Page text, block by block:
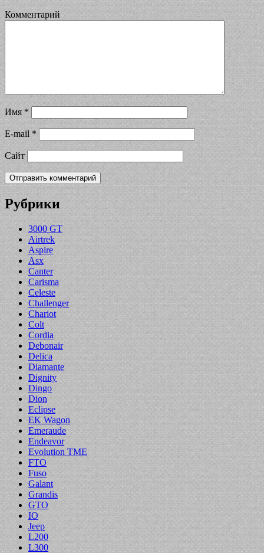
Комментарий
Имя *
E-mail *
Сайт
Рубрики
3000 GT
Airtrek
Aspire
Asx
Canter
Carisma
Celeste
Challenger
Chariot
Colt
Cordia
Debonair
Delica
Diamante
Dignity
Dingo
Dion
Eclipse
EK Wagon
Emeraude
Endeavor
Evolution TME
FTO
Fuso
Galant
Grandis
GTO
IO
Jeep
L200
L300